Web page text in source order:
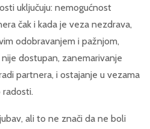
uključuju: nemogućnost
čak i kada je veza nezdrava,
odobravanjem i pažnjom,
dostupan, zanemarivanje
partnera, i ostajanje u vezama
ali to ne znači da ne boli